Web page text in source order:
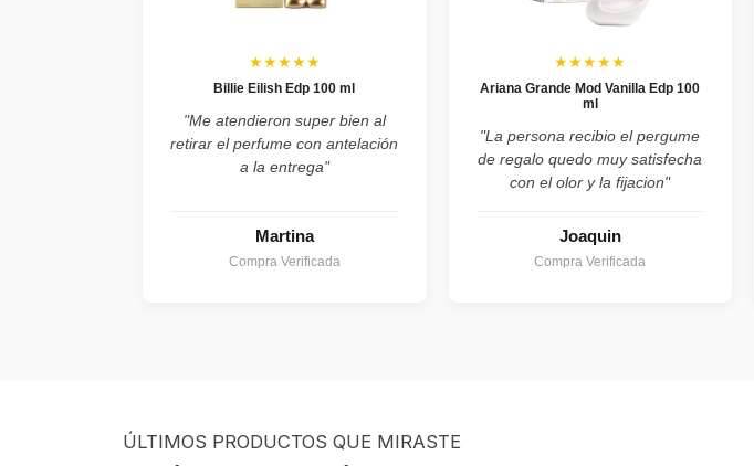
★★★★★
Billie Eilish Edp 100 ml
"Me atendieron super bien al
retirar el perfume con antelación
a la entrega"
Martina
Compra Verificada
★★★★★
Ariana Grande Mod Vanilla Edp 100
ml
"La persona recibio el pergume
de regalo quedo muy satisfecha
con el olor y la fijacion"
Joaquin
Compra Verificada
ÚLTIMOS PRODUCTOS QUE MIRASTE